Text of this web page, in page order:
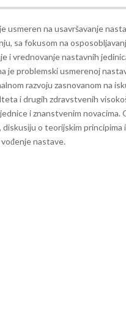
usmeren na usavršavanje
sa fokusom na
i vrednovanje nastavnih
je problemski usmerenoj
razvoju zasnovanom na
i drugih zdravstvenih
i znanstvenim novacima.
o teorijskim principima
nastave.